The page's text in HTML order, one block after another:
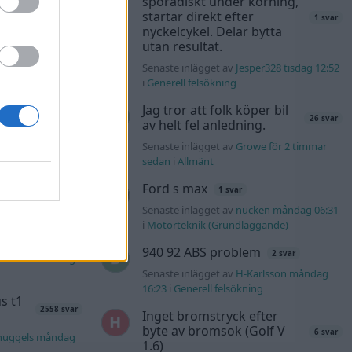
måndag
t1
2558 svar
måndag
startar direkt efter
nyckelcykel. Delar bytta
utan resultat.
1 svar
Senaste inlägget av Jesper328 tisdag 12:52
i Generell felsökning
Jag tror att folk köper bil
av helt fel anledning.
26 svar
Senaste inlägget av Growe för 2 timmar
sedan i Allmänt
Ford s max 1 svar
Senaste inlägget av nucken måndag 06:31
i Motorteknik (Grundläggande)
940 92 ABS problem 2 svar
Senaste inlägget av H-Karlsson måndag
16:23i Generell felsökning
Inget bromstryck efter
byte av bromsok (Golf V
1.6)
6 svar